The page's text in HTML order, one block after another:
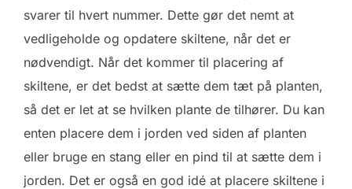
svarer til hvert nummer. Dette gør det nemt at
vedligeholde og opdatere skiltene, når det er
nødvendigt. Når det kommer til placering af
skiltene, er det bedst at sætte dem tæt på planten,
så det er let at se hvilken plante de tilhører. Du kan
enten placere dem i jorden ved siden af planten
eller bruge en stang eller en pind til at sætte dem i
jorden. Det er også en god idé at placere skiltene i